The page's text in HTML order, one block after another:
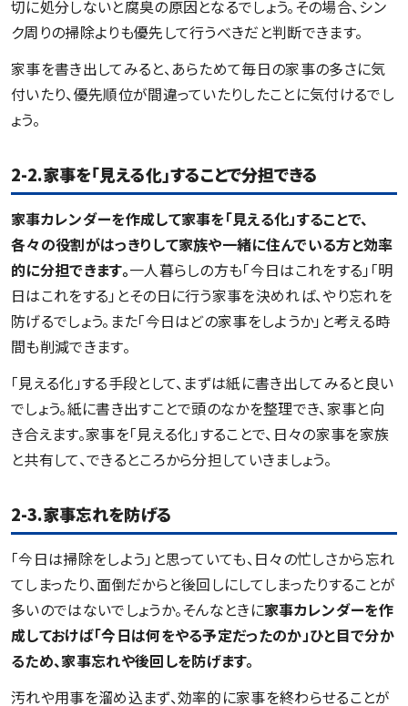
切に処分しないと腐臭の原因となるでしょう。その場合、シン
ク周りの掃除よりも優先して行うべきだと判断できます。
家事を書き出してみると、あらためて毎日の家事の多さに気
付いたり、優先順位が間違っていたりしたことに気付けるでし
ょう。
2-2.家事を「見える化」することで分担できる
家事カレンダーを作成して家事を「見える化」することで、
各々の役割がはっきりして家族や一緒に住んでいる方と効率
的に分担できます。一人暮らしの方も「今日はこれをする」「明
日はこれをする」とその日に行う家事を決めれば、やり忘れを
防げるでしょう。また「今日はどの家事をしようか」と考える時
間も削減できます。
「見える化」する手段として、まずは紙に書き出してみると良い
でしょう。紙に書き出すことで頭のなかを整理でき、家事と向
き合えます。家事を「見える化」することで、日々の家事を家族
と共有して、できるところから分担していきましょう。
2-3.家事忘れを防げる
「今日は掃除をしよう」と思っていても、日々の忙しさから忘れ
てしまったり、面倒だからと後回しにしてしまったりすることが
多いのではないでしょうか。そんなときに家事カレンダーを作
成しておけば「今日は何をやる予定だったのか」ひと目で分か
るため、家事忘れや後回しを防げます。
汚れや用事を溜め込まず、効率的に家事を終わらせることが